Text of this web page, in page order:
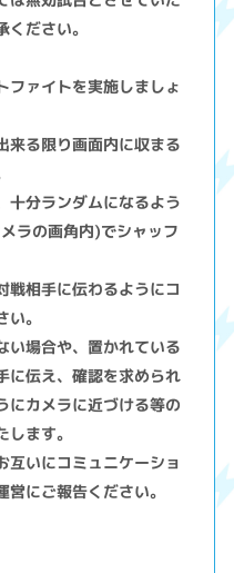
ださい。
ファイトを実施しましょ
来る限り画面内に収まる
十分ランダムになるよう
ラの画角内)でシャッフ
戦相手に伝わるようにコ
。
い場合や、置かれている
に伝え、確認を求められ
にカメラに近づける等の
ます。
互いにコミュニケーショ
にご報告ください。